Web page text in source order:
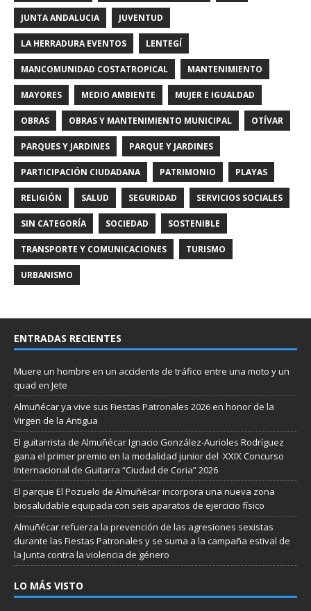
JUNTA ANDALUCIA JUVENTUD
LA HERRADURA EVENTOS LENTEGÍ
MANCOMUNIDAD COSTATROPICAL MANTENIMIENTO
MAYORES MEDIO AMBIENTE MUJER E IGUALDAD
OBRAS OBRAS Y MANTENIMIENTO MUNICIPAL OTÍVAR
PARQUES Y JARDINES PARQUE Y JARDINES
PARTICIPACIÓN CIUDADANA PATRIMONIO PLAYAS
RELIGIÓN SALUD SEGURIDAD SERVICIOS SOCIALES
SIN CATEGORÍA SOCIEDAD SOSTENIBLE
TRANSPORTE Y COMUNICACIONES TURISMO
URBANISMO
ENTRADAS RECIENTES
Muere un hombre en un accidente de tráfico entre una moto y un
quad en Jete
Almuñécar ya vive sus Fiestas Patronales 2026 en honor de la
Virgen de la Antigua
El guitarrista de Almuñécar Ignacio González-Aurioles Rodríguez
gana el primer premio en la modalidad junior del XXIX Concurso
Internacional de Guitarra “Ciudad de Coria” 2026
El parque El Pozuelo de Almuñécar incorpora una nueva zona
biosaludable equipada con seis aparatos de ejercicio físico
Almuñécar refuerza la prevención de las agresiones sexistas
durante las Fiestas Patronales y se suma a la campaña estival de
la Junta contra la violencia de género
LO MÁS VISTO